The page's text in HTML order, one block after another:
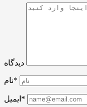
دیدگاه
نام*
ایمیل*